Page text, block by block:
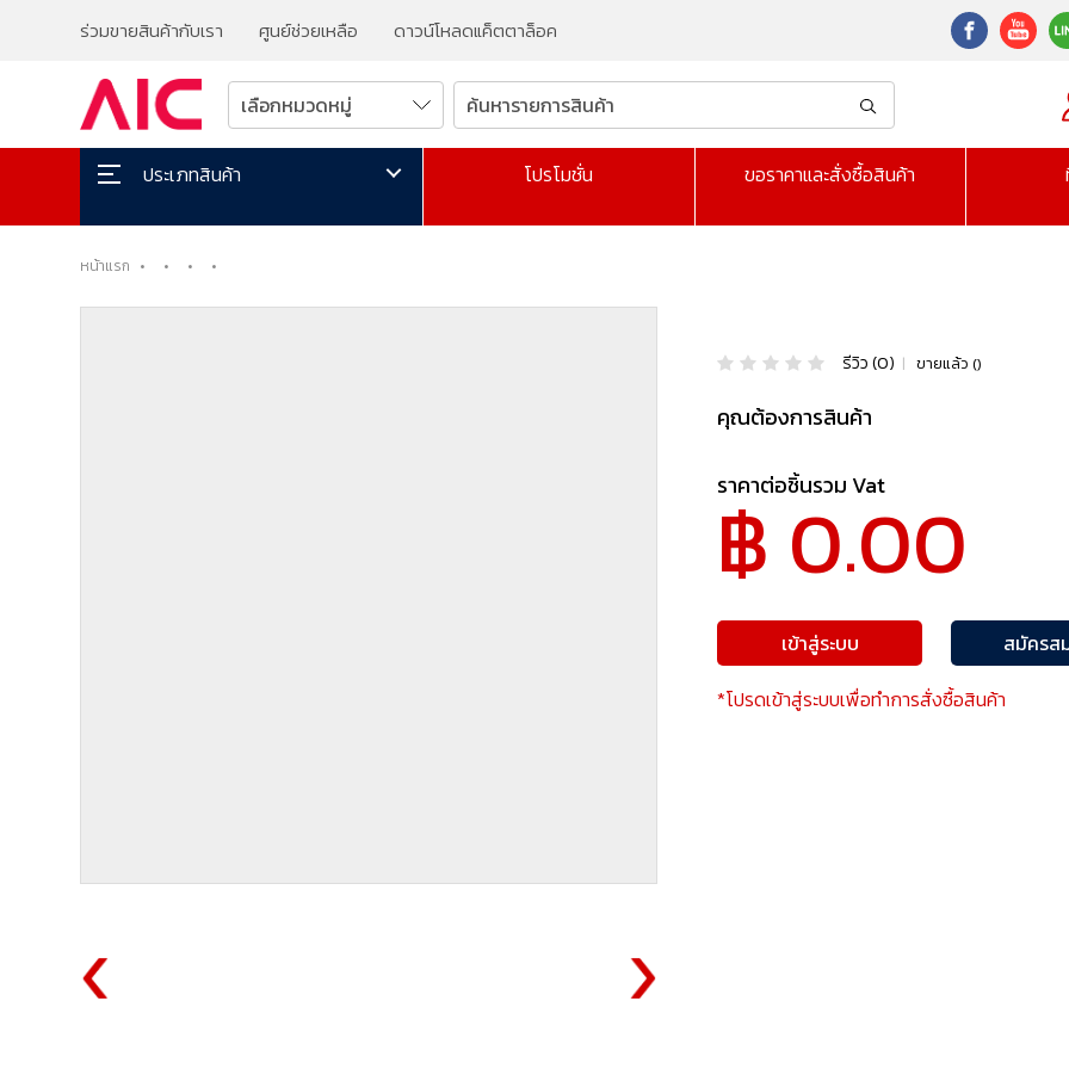
ร่วมขายสินค้ากับเรา ศูนย์ช่วยเหลือ ดาวน์โหลดแค็ตตาล็อค
ประเภทสินค้า โปรโมชั่น ขอราคาและสั่งซื้อสินค้า
หน้าแรก • • • •
รีวิว (0) | ขายแล้ว ()
คุณต้องการสินค้า
ราคาต่อชิ้นรวม Vat
฿ 0.00
เข้าสู่ระบบ
สมัครส
*โปรดเข้าสู่ระบบเพื่อทำการสั่งซื้อสินค้า